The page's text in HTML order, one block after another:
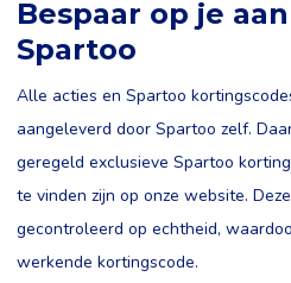
Bespaar op je
Spartoo
Alle acties en Spartoo
aangeleverd door Spartoo zelf.
geregeld exclusieve Spartoo
te vinden zijn op onze website.
gecontroleerd op echtheid,
werkende kortingscode.